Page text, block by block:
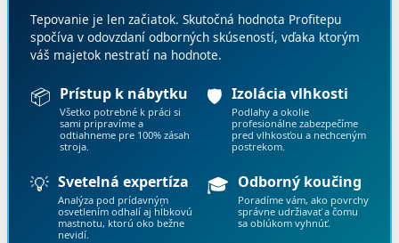
Tepovanie je len začiatok. Skutočná hodnota Profitepu
spočíva v odovzdaní odborných skúseností, vďaka ktorým
váš majetok nestratí na hodnote.
📦 Prístup k nábytku
Všetko potrebné k práci si
sami pripravíme a
odtiahneme pre 100% zásah
stroja.
🛡️ Izolácia vlhkosti
Podlahy a okolie
profesionálne zabezpečíme
pred vlhkosťou a nechceným
postrekom.
💡 Svetelná expertíza
Analýza pod prídavným
osvetlením odhalí aj hĺbkovú
mastnotu, ktorú oko bežne
nevidí.
🎓 Odborný koučing
Poradíme vám, ako povrchy
správne udržiavať a čomu
sa oblúkom vyhnúť.